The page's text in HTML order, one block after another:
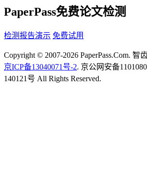
PaperPass免费论文检测
检测报告演示 免费试用
Copyright © 2007-2026 PaperPass.Com. 智
京ICP备13040071号-2. 京公网安备
140121号 All Rights Reserved.